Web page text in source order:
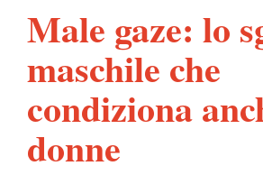
Male gaze: lo
maschile che
condiziona
donne